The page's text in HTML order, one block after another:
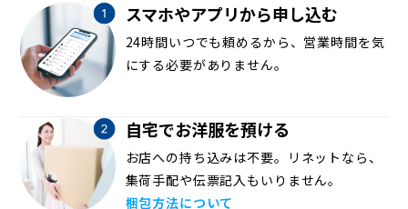
スマホやアプリから申し込む
24時間いつでも頼めるから、営業時間を気
にする必要がありません。
自宅でお洋服を預ける
お店への持ち込みは不要。リネットなら、
集荷手配や伝票記入もいりません。
梱包方法について